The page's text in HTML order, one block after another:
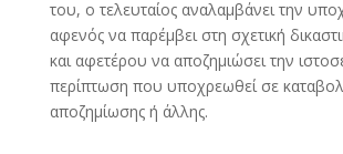
του, ο τελευταίος αναλαμβάνει την
αφενός να παρέμβει στη σχετική
και αφετέρου να αποζημιώσει την
περίπτωση που υποχρεωθεί σε
αποζημίωσης ή άλλης.